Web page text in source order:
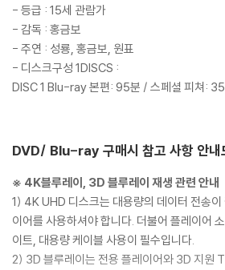
- 등급 : 15세 관람가
- 감독 : 홍금보
- 주연 : 성룡, 홍금보, 원표
- 디스크구성 1DISCS :
DISC 1 Blu-ray 본편: 95분 / 스페셜 피쳐:
DVD/ Blu-ray 구매시 참고 사항 안내
※ 4K블루레이, 3D 블루레이 재생 관련 안내
1) 4K UHD 디스크는 대용량의 데이터 전송
이어를 사용하셔야 합니다. 더불어 플레이어
이트, 대용량 케이블 사용이 필수입니다.
2) 3D 블루레이는 전용 플레이어와 3D 지원